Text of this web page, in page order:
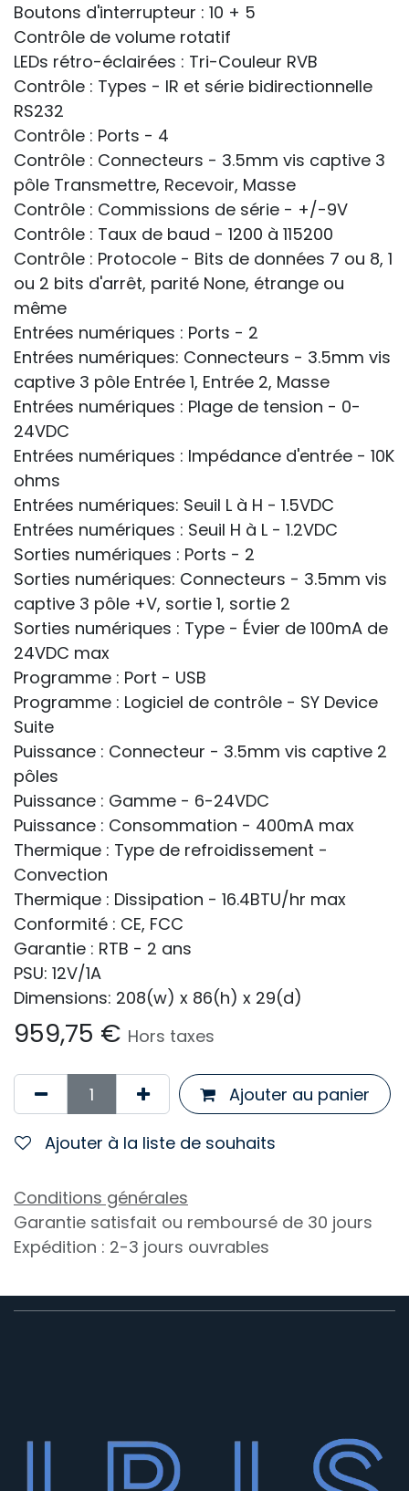
Boutons d'interrupteur : 10 + 5
Contrôle de volume rotatif
LEDs rétro-éclairées : Tri-Couleur RVB
Contrôle : Types - IR et série bidirectionnelle
RS232
Contrôle : Ports - 4
Contrôle : Connecteurs - 3.5mm vis captive 3
pôle Transmettre, Recevoir, Masse
Contrôle : Commissions de série - +/-9V
Contrôle : Taux de baud - 1200 à 115200
Contrôle : Protocole - Bits de données 7 ou 8, 1
ou 2 bits d'arrêt, parité None, étrange ou
même
Entrées numériques : Ports - 2
Entrées numériques: Connecteurs - 3.5mm vis
captive 3 pôle Entrée 1, Entrée 2, Masse
Entrées numériques : Plage de tension - 0-
24VDC
Entrées numériques : Impédance d'entrée - 10K
ohms
Entrées numériques: Seuil L à H - 1.5VDC
Entrées numériques : Seuil H à L - 1.2VDC
Sorties numériques : Ports - 2
Sorties numériques: Connecteurs - 3.5mm vis
captive 3 pôle +V, sortie 1, sortie 2
Sorties numériques : Type - Évier de 100mA de
24VDC max
Programme : Port - USB
Programme : Logiciel de contrôle - SY Device
Suite
Puissance : Connecteur - 3.5mm vis captive 2
pôles
Puissance : Gamme - 6-24VDC
Puissance : Consommation - 400mA max
Thermique : Type de refroidissement -
Convection
Thermique : Dissipation - 16.4BTU/hr max
Conformité : CE, FCC
Garantie : RTB - 2 ans
PSU: 12V/1A
Dimensions: 208(w) x 86(h) x 29(d)
959,75 € Hors taxes
Ajouter au panier
Ajouter à la liste de souhaits
Conditions générales
Garantie satisfait ou remboursé de 30 jours
Expédition : 2-3 jours ouvrables